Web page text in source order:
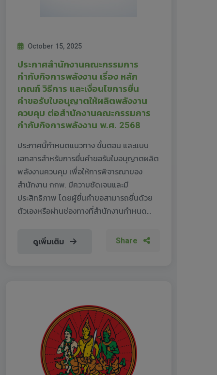
October 15, 2025
ประกาศสำนักงานคณะกรรมการ
กำกับกิจการพลังงาน เรื่อง หลัก
เกณฑ์ วิธีการ และเงื่อนไขการยื่น
คำขอรับใบอนุญาตให้ผลิตพลังงาน
ควบคุม ต่อสำนักงานคณะกรรมการ
กำกับกิจการพลังงาน พ.ศ. 2568
ประกาศนี้กำหนดแนวทาง ขั้นตอน และแบบ
เอกสารสำหรับการยื่นคำขอรับใบอนุญาตผลิต
พลังงานควบคุม เพื่อให้การพิจารณาของ
สำนักงาน กกพ. มีความชัดเจนและมี
ประสิทธิภาพ โดยผู้ยื่นคำขอสามารถยื่นด้วย
ตัวเองหรือผ่านช่องทางที่สำนักงานกำหนด...
ดูเพิ่มเติม Share